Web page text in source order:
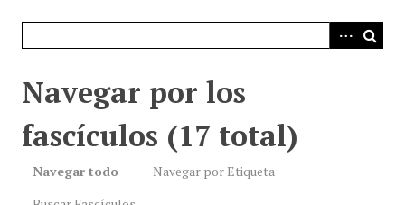
Navegar por los
fascículos (17 total)
Navegar todo
Navegar por Etiqueta